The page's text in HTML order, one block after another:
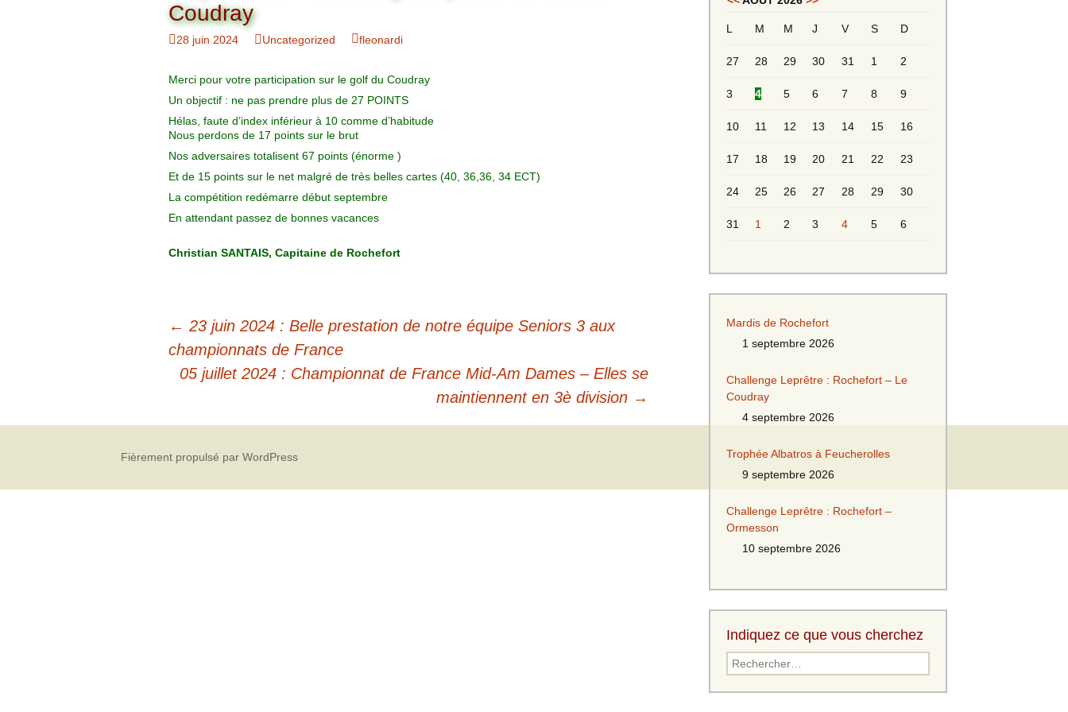
Organigramme
Commission Loisirs
Commission Sportive
Ryder Cup
Trophée Triple
Couronne
Dames
Equipe Mid-Amateurs
Equipe Senior Dames
Messieurs 2ème série
Messieurs Golden
Brut Dames
Avril
Juin
Coudray
28 juin 2024 Uncategorized fleonardi
Merci pour votre participation sur le golf du Coudray
Un objectif : ne pas prendre plus de 27 POINTS
Hélas, faute d’index inférieur à 10 comme d’habitude
Nous perdons de 17 points sur le brut
Nos adversaires totalisent 67 points (énorme )
Et de 15 points sur le net malgré de très belles cartes (40, 36,36, 34 ECT)
La compétition redémarre début septembre
En attendant passez de bonnes vacances
Christian SANTAIS, Capitaine de Rochefort
← 23 juin 2024 : Belle prestation de notre équipe Seniors 3 aux
championnats de France
05 juillet 2024 : Championnat de France Mid-Am Dames – Elles se
maintiennent en 3è division →
L M M J V S D
27 28 29 30 31 1 2
3 4 5 6 7 8 9
10 11 12 13 14 15 16
17 18 19 20 21 22 23
24 25 26 27 28 29 30
31 1 2 3 4 5 6
Mardis de Rochefort
1 septembre 2026
Challenge Leprêtre : Rochefort – Le
Coudray
4 septembre 2026
Trophée Albatros à Feucherolles
9 septembre 2026
Challenge Leprêtre : Rochefort –
Ormesson
10 septembre 2026
Indiquez ce que vous cherchez
Rechercher :
Fièrement propulsé par WordPress